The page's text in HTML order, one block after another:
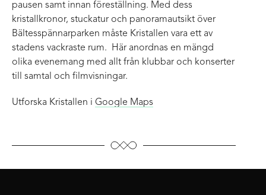
pausen samt innan föreställning. Med dess
kristallkronor, stuckatur och panoramautsikt över
Bältesspännarparken måste Kristallen vara ett av
stadens vackraste rum. Här anordnas en mängd
olika evenemang med allt från klubbar och konserter
till samtal och filmvisningar.
Utforska Kristallen i Google Maps